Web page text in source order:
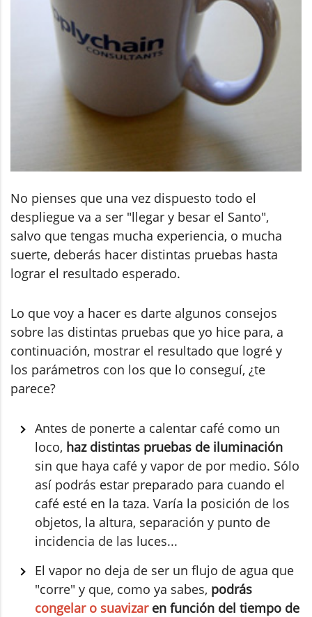
No pienses que una vez dispuesto todo el
despliegue va a ser "llegar y besar el Santo",
salvo que tengas mucha experiencia, o mucha
suerte, deberás hacer distintas pruebas hasta
lograr el resultado esperado.
Lo que voy a hacer es darte algunos consejos
sobre las distintas pruebas que yo hice para, a
continuación, mostrar el resultado que logré y
los parámetros con los que lo conseguí, ¿te
parece?
Antes de ponerte a calentar café como un
loco, haz distintas pruebas de iluminación
sin que haya café y vapor de por medio. Sólo
así podrás estar preparado para cuando el
café esté en la taza. Varía la posición de los
objetos, la altura, separación y punto de
incidencia de las luces...
El vapor no deja de ser un flujo de agua que
"corre" y que, como ya sabes, podrás
congelar o suavizaren función del tiempo de